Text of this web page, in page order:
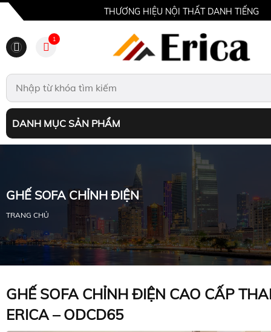
THƯƠNG HIỆU NỘI THẤT DANH TIẾNG
1
DANH MỤC SẢN PHẨM
GHẾ SOFA CHỈNH ĐIỆN
TRANG CHỦ
GHẾ SOFA CHỈNH ĐIỆN CAO CẤP
ERICA – ODCD65